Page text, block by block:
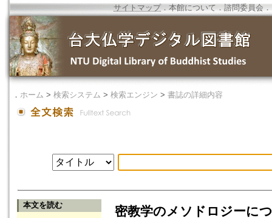
サイトマップ．本館について ． 諮問委員会 ．
． ホーム > 検索システム > 検索エンジン > 書誌の詳細内容
本文を読む
密教学のメソドロジーに